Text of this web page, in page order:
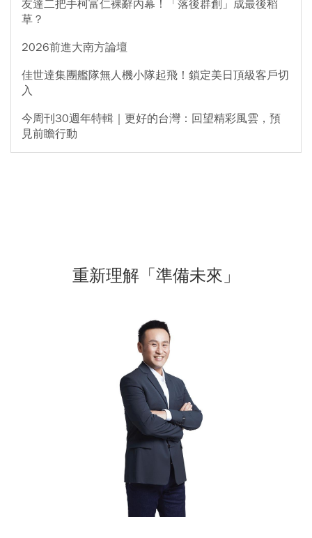
友達二把手柯富仁裸辭內幕！「落後群創」成最後稻
草？
2026前進大南方論壇
佳世達集團艦隊無人機小隊起飛！鎖定美日頂級客戶切
入
今周刊30週年特輯｜更好的台灣：回望精彩風雲，預
見前瞻行動
重新理解「準備未來」